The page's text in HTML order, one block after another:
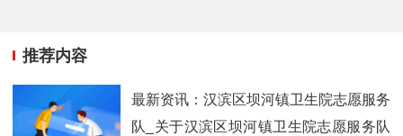
推荐内容
最新资讯：汉滨区坝河镇卫生院志愿服务
队_关于汉滨区坝河镇卫生院志愿服务队